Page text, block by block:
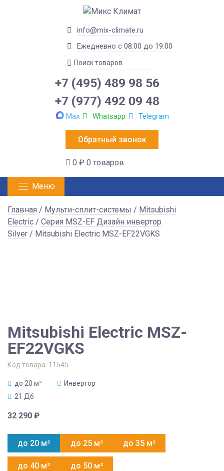
info@mix-climate.ru
Ежедневно с 08:00 до 19:00
+7 (495) 489 98 56
+7 (977) 492 09 48
Max Whatsapp Telegram
Обратный звонок
0 ₽ 0 товаров
Меню
Главная / Мульти-сплит-системы / Mitsubishi
Electric / Серия MSZ-EF Дизайн инвертор
Silver / Mitsubishi Electric MSZ-EF22VGKS
Mitsubishi Electric MSZ-
EF22VGKS
Код товара: 11545
до 20 м²
Инвертор
21 Дб
32 290 ₽
до 20 м² до 25 м² до 35 м²
до 40 м² до 50 м²